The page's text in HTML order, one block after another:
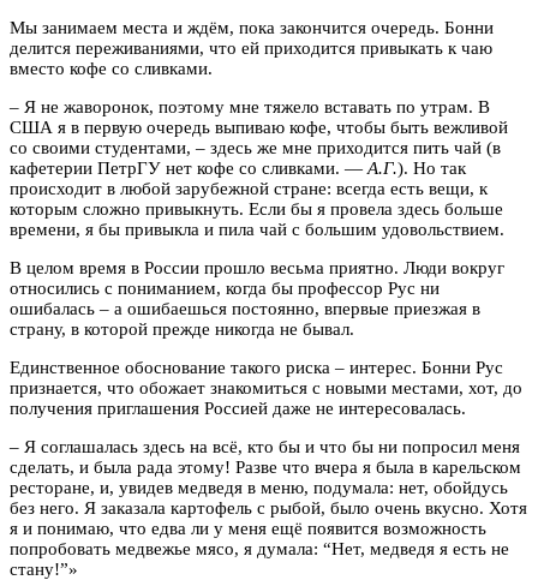
Мы занимаем места и ждём, пока закончится очередь. Бонни
делится переживаниями, что ей приходится привыкать к чаю
вместо кофе со сливками.
– Я не жаворонок, поэтому мне тяжело вставать по утрам. В
США я в первую очередь выпиваю кофе, чтобы быть вежливой
со своими студентами, – здесь же мне приходится пить чай (в
кафетерии ПетрГУ нет кофе со сливками. — А.Г.). Но так
происходит в любой зарубежной стране: всегда есть вещи, к
которым сложно привыкнуть. Если бы я провела здесь больше
времени, я бы привыкла и пила чай с большим удовольствием.
В целом время в России прошло весьма приятно. Люди вокруг
относились с пониманием, когда бы профессор Рус ни
ошибалась – а ошибаешься постоянно, впервые приезжая в
страну, в которой прежде никогда не бывал.
Единственное обоснование такого риска – интерес. Бонни Рус
признается, что обожает знакомиться с новыми местами, хот, до
получения приглашения Россией даже не интересовалась.
– Я соглашалась здесь на всё, кто бы и что бы ни попросил меня
сделать, и была рада этому! Разве что вчера я была в карельском
ресторане, и, увидев медведя в меню, подумала: нет, обойдусь
без него. Я заказала картофель с рыбой, было очень вкусно. Хотя
я и понимаю, что едва ли у меня ещё появится возможность
попробовать медвежье мясо, я думала: “Нет, медведя я есть не
стану!”»